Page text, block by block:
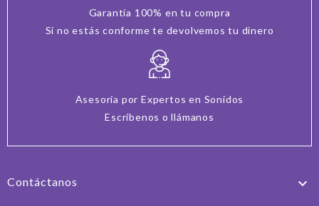
Garantía 100% en tu compra
Si no estás conforme te devolvemos tu dinero
Asesoría por Expertos en Sonidos
Escríbenos o llámanos
Contáctanos 